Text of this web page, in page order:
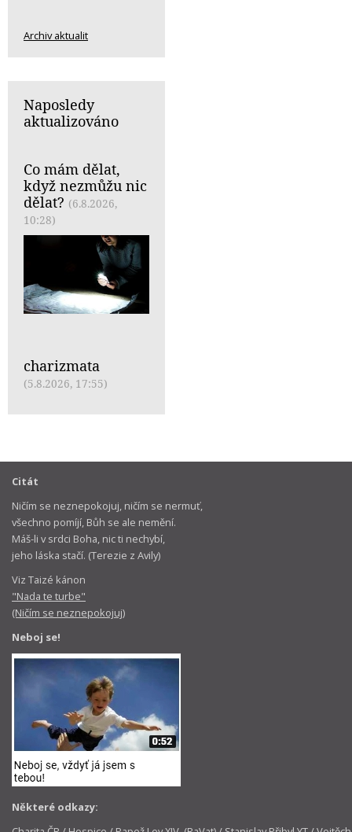
Archiv aktualit
Naposledy
aktualizováno
Co mám dělat,
když nezmůžu nic
dělat? (6.8.2026,
10:28)
charizmata
(5.8.2026, 17:55)
Citát
Ničím se neznepokojuj, ničím se nermuť,
všechno pomíjí, Bůh se ale nemění.
Máš-li v srdci Boha, nic ti nechybí,
jeho láska stačí. (Terezie z Avily)
Viz Taizé kánon
"Nada te turbe"
(Ničím se neznepokojuj)
Neboj se!
Některé odkazy: